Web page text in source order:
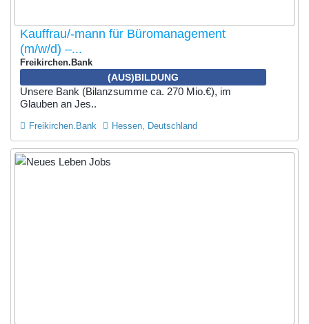
Kauffrau/-mann für Büromanagement
(m/w/d) –...
Freikirchen.Bank
(AUS)BILDUNG
Unsere Bank (Bilanzsumme ca. 270 Mio.€), im
Glauben an Jes..
Freikirchen.Bank Hessen, Deutschland